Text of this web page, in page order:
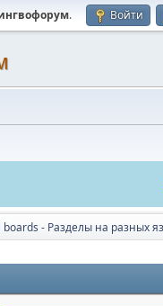
. Войти
boards - Разделы на разных